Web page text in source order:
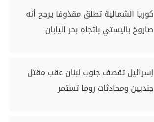
كوريا الشمالية تطلق مقذوفا يرجح أنه
صاروخ باليستي باتجاه بحر اليابان
إسرائيل تقصف جنوب لبنان عقب مقتل
جنديين ومحادثات روما تستمر